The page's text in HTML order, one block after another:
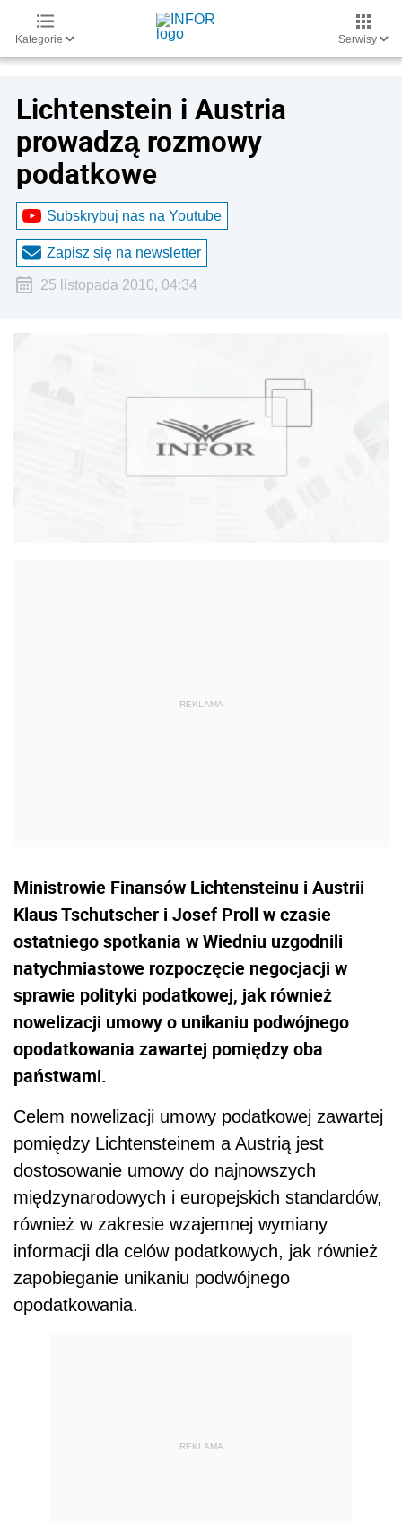
Kategorie Serwisy
Lichtenstein i Austria
prowadzą rozmowy
podatkowe
Subskrybuj nas na Youtube
Zapisz się na newsletter
25 listopada 2010, 04:34
Ministrowie Finansów Lichtensteinu i Austrii
Klaus Tschutscher i Josef Proll w czasie
ostatniego spotkania w Wiedniu uzgodnili
natychmiastowe rozpoczęcie negocjacji w
sprawie polityki podatkowej, jak również
nowelizacji umowy o unikaniu podwójnego
opodatkowania zawartej pomiędzy oba
państwami.
Celem nowelizacji umowy podatkowej zawartej
pomiędzy Lichtensteinem a Austrią jest
dostosowanie umowy do najnowszych
międzynarodowych i europejskich standardów,
również w zakresie wzajemnej wymiany
informacji dla celów podatkowych, jak również
zapobieganie unikaniu podwójnego
opodatkowania.
REKLAMA